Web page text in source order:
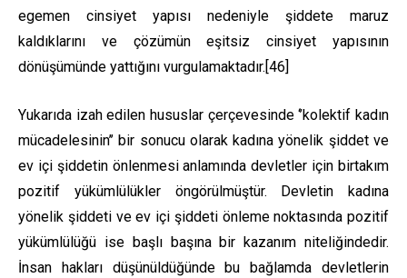
egemen cinsiyet yapısı nedeniyle şiddete maruz
kaldıklarını ve çözümün eşitsiz cinsiyet yapısının
dönüşümünde yattığını vurgulamaktadır.[46]
Yukarıda izah edilen hususlar çerçevesinde ‘’kolektif kadın
mücadelesinin’’ bir sonucu olarak kadına yönelik şiddet ve
ev içi şiddetin önlenmesi anlamında devletler için birtakım
pozitif yükümlülükler öngörülmüştür. Devletin kadına
yönelik şiddeti ve ev içi şiddeti önleme noktasında pozitif
yükümlülüğü ise başlı başına bir kazanım niteliğindedir.
İnsan hakları düşünüldüğünde bu bağlamda devletlerin